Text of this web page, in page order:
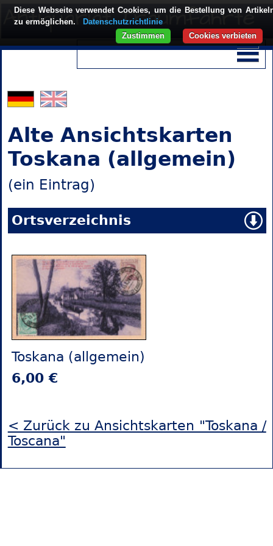
Alte Ansichtskarten
Toskana (allgemein)
(ein Eintrag)
Ortsverzeichnis
Toskana (allgemein)
6,00 €
< Zurück zu Ansichtskarten "Toskana /
Toscana"
Diese Webseite verwendet Cookies, um die Bestellung von
zu ermöglichen.
Datenschutzrichtlinie
Cookies verbieten
Zustimmen